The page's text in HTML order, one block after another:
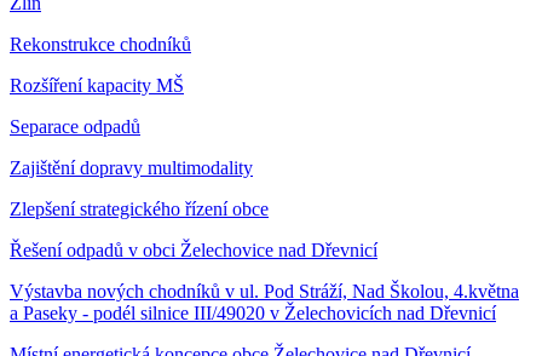
Rekonstrukce chodníků
Rozšíření kapacity MŠ
Separace odpadů
Zajištění dopravy multimodality
Zlepšení strategického řízení obce
Řešení odpadů v obci Želechovice nad Dřevnicí
Výstavba nových chodníků v ul. Pod Stráží, Nad Školou, 4.května
a Paseky - podél silnice III/49020 v Želechovicích nad Dřevnicí